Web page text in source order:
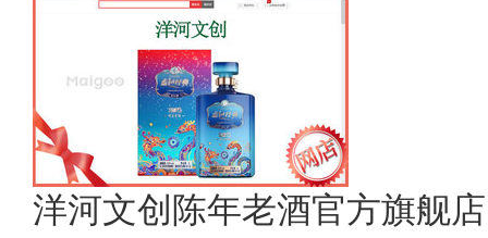
洋河文创陈年老酒官方旗舰店